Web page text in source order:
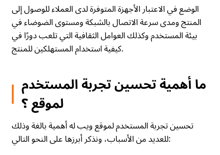
الوضع في الاعتبار الأجهزة المتوفرة لدى العملاء للوصول إلى
المنتج ومدى سرعة الاتصال بالشبكة ومستوى الضوضاء في
بيئة المستخدم وكذلك العوامل الثقافية التي تلعب دورًا في
كيفية استخدام المستهلكين للمنتج.
ما أهمية تحسين تجربة المستخدم
لموقع ؟
تحسين تجربة المستخدم لموقع ويب له أهمية بالغة وذلك
للعديد من الأسباب، ونذكر أبرزها على النحو التالي: